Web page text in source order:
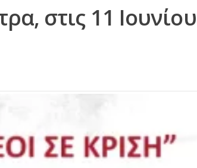
στις 11 Ιουνίου